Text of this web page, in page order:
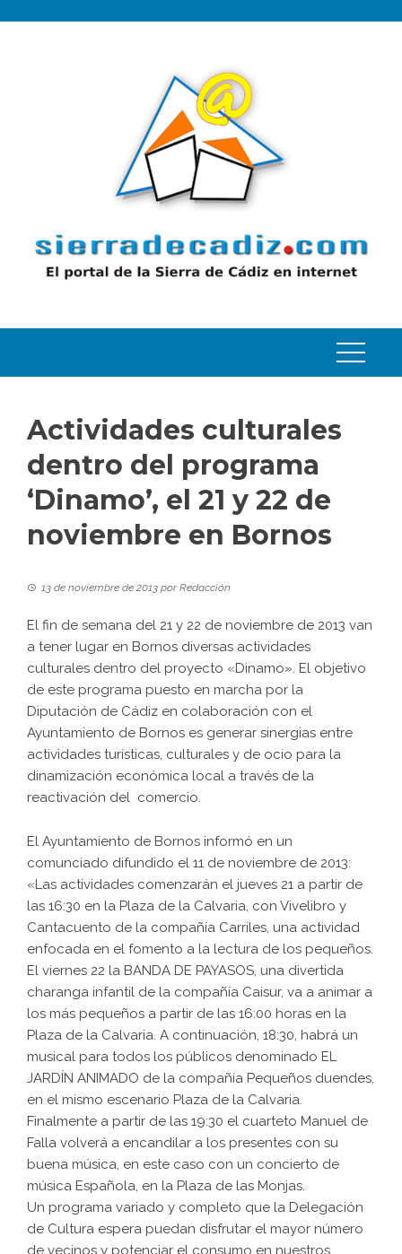
Actividades culturales
dentro del programa
‘Dinamo’, el 21 y 22 de
noviembre en Bornos
13 de noviembre de 2013 porRedacción
El fin de semana del 21 y 22 de noviembre de 2013 van
a tener lugar en Bornos diversas actividades
culturales dentro del proyecto «Dinamo». El objetivo
de este programa puesto en marcha por la
Diputación de Cádiz en colaboración con el
Ayuntamiento de Bornos es generar sinergias entre
actividades turísticas, culturales y de ocio para la
dinamización económica local a través de la
reactivación del comercio.
El Ayuntamiento de Bornos informó en un
comunciado difundido el 11 de noviembre de 2013:
«Las actividades comenzarán el jueves 21 a partir de
las 16:30 en la Plaza de la Calvaria, con Vivelibro y
Cantacuento de la compañía Carriles, una actividad
enfocada en el fomento a la lectura de los pequeños.
El viernes 22 la BANDA DE PAYASOS, una divertida
charanga infantil de la compañía Caisur, va a animar a
los más pequeños a partir de las 16:00 horas en la
Plaza de la Calvaria. A continuación, 18:30, habrá un
musical para todos los públicos denominado EL
JARDÍN ANIMADO de la compañía Pequeños duendes,
en el mismo escenario Plaza de la Calvaria.
Finalmente a partir de las 19:30 el cuarteto Manuel de
Falla volverá a encandilar a los presentes con su
buena música, en este caso con un concierto de
música Española, en la Plaza de las Monjas.
Un programa variado y completo que la Delegación
de Cultura espera puedan disfrutar el mayor número
de vecinos y potenciar el consumo en nuestros